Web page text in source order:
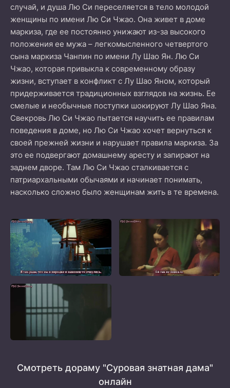
случай, и душа Лю Си переселяется в тело молодой
женщины по имени Лю Си Чжао. Она живет в доме
маркиза, где ее постоянно унижают из-за высокого
положения ее мужа – легкомысленного четвертого
сына маркиза Чанпин по имени Лу Шао Ян. Лю Си
Чжао, которая привыкла к современному образу
жизни, вступает в конфликт с Лу Шао Яном, который
придерживается традиционных взглядов на жизнь. Ее
смелые и необычные поступки шокируют Лу Шао Яна.
Свекровь Лю Си Чжао пытается научить ее правилам
поведения в доме, но Лю Си Чжао хочет вернуться к
своей прежней жизни и нарушает правила маркиза. За
это ее подвергают домашнему аресту и запирают на
заднем дворе. Там Лю Си Чжао сталкивается с
патриархальными обычаями и начинает понимать,
насколько сложно было женщинам жить в те времена.
Смотреть дораму "Суровая знатная дама"
онлайн